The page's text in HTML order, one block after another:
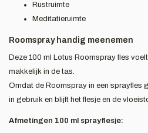
Rustruimte
Meditatieruimte
Roomspray handig meenemen
Deze 100 ml Lotus Roomspray fles
makkelijk in de tas.
Omdat de Roomspray in een sprayfles
in gebruik en blijft het flesje en de
Afmetingen 100 ml sprayflesje: